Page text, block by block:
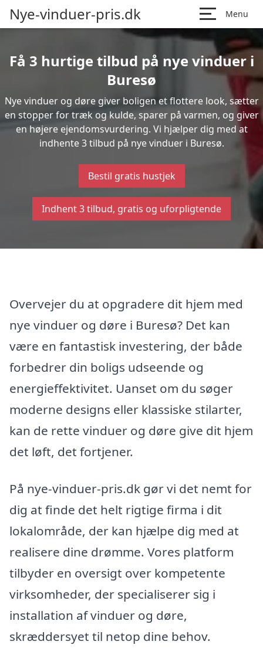
Nye-vinduer-pris.dk Menu
Få 3 hurtige tilbud på nye vinduer i
Buresø
Nye vinduer og døre giver boligen et flottere look, sætter
en stopper for træk og kulde, sparer på varmen, og giver
en højere ejendomsvurdering. Vi hjælper dig med at
indhente 3 tilbud på nye vinduer i Buresø.
Bestil gratis hustjek
Indhent 3 tilbud, gratis og uforpligtende
Overvejer du at opgradere dit hjem med
nye vinduer og døre i Buresø? Det kan
være en fantastisk investering, der både
forbedrer din boligs udseende og
energieffektivitet. Uanset om du søger
moderne designs eller klassiske stilarter,
kan de rette vinduer og døre give dit hjem
det løft, det fortjener.
På nye-vinduer-pris.dk gør vi det nemt for
dig at finde det helt rigtige firma i dit
lokalområde, der kan hjælpe dig med at
realisere dine drømme. Vores platform
tilbyder en oversigt over kompetente
virksomheder, der specialiserer sig i
installation af vinduer og døre,
skræddersyet til netop dine behov.